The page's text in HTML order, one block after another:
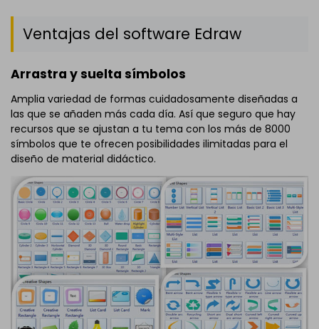
Ventajas del software Edraw
Arrastra y suelta símbolos
Amplia variedad de formas cuidadosamente diseñadas a
las que se añaden más cada día. Así que seguro que hay
recursos que se ajustan a tu tema con los más de 8000
símbolos que te ofrecen posibilidades ilimitadas para el
diseño de material didáctico.